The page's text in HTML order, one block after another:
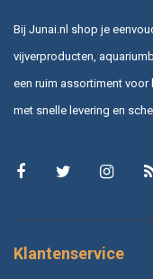
Bij Junai.nl shop je
vijverproducten,
een ruim assortiment
met snelle levering en
Klantenservice